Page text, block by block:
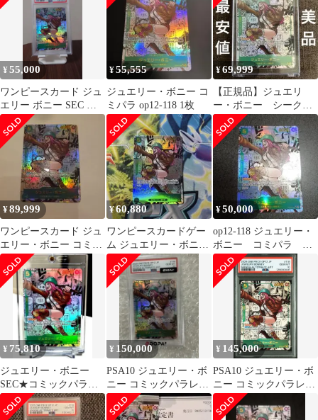
¥55,000
ワンピースカード ジュ
エリー ボニー SEC コ
ミパラ OP12-118
¥55,555
ジュエリー・ボニー コ
ミパラ op12-118 1枚
¥69,999
【正規品】ジュエリ
ー・ボニー シークレ
ット コミックパラレ
ル OP12-118
¥89,999
ワンピースカード ジュ
エリー・ボニー コミパ
ラ
¥60,880
ワンピースカードゲー
ム ジュエリー・ボニー
コミパラ
¥50,000
op12-118 ジュエリー・
ボニー コミパラ コ
ミックパラレル
¥ 75,810
ジュエリー・ボニー
SEC★コミックパラレ
ル/ OP12-118/ 正規美品
✨️
¥ 150,000
PSA10 ジュエリー・ボ
ニー コミックパラレル
スーパーパラレル
¥ 145,000
PSA10 ジュエリー・ボ
ニー コミックパラレル
スーパーパラレル